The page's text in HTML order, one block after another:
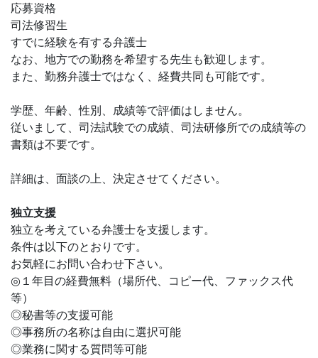
応募資格
司法修習生
すでに経験を有する弁護士
なお、地方での勤務を希望する先生も歓迎します。
また、勤務弁護士ではなく、経費共同も可能です。
学歴、年齢、性別、成績等で評価はしません。
従いまして、司法試験での成績、司法研修所での成績等の
書類は不要です。
詳細は、面談の上、決定させてください。
独立支援
独立を考えている弁護士を支援します。
条件は以下のとおりです。
お気軽にお問い合わせ下さい。
◎１年目の経費無料（場所代、コピー代、ファックス代
等）
◎秘書等の支援可能
◎事務所の名称は自由に選択可能
◎業務に関する質問等可能